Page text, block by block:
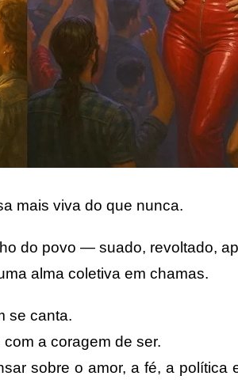
mais viva do que nunca.
do povo — suado, revoltado,
alma coletiva em chamas.
se canta.
a coragem de ser.
sobre o amor, a fé, a